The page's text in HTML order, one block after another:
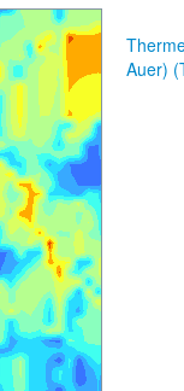
Auer)